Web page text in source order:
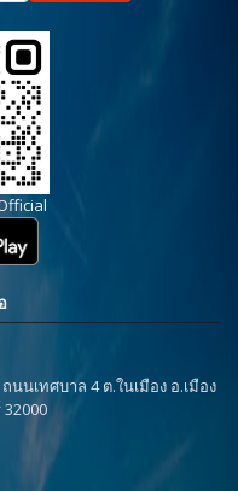
นเทศบาล 4 ต.ในเมือง อ.เมือง